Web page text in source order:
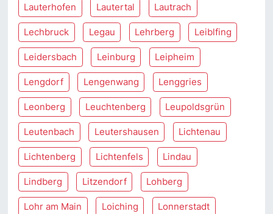
Lauterhofen Lautertal Lautrach
Lechbruck Legau Lehrberg Leiblfing
Leidersbach Leinburg Leipheim
Lengdorf Lengenwang Lenggries
Leonberg Leuchtenberg Leupoldsgrün
Leutenbach Leutershausen Lichtenau
Lichtenberg Lichtenfels Lindau
Lindberg Litzendorf Lohberg
Lohr am Main Loiching Lonnerstadt